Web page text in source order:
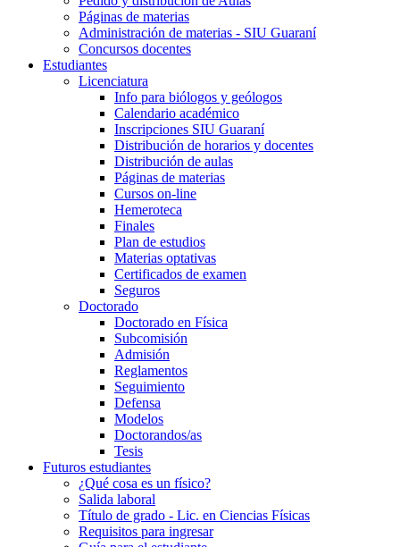
Páginas de materias
Administración de materias - SIU Guaraní
Concursos docentes
Estudiantes
Licenciatura
Info para biólogos y geólogos
Calendario académico
Inscripciones SIU Guaraní
Distribución de horarios y docentes
Distribución de aulas
Páginas de materias
Cursos on-line
Hemeroteca
Finales
Plan de estudios
Materias optativas
Certificados de examen
Seguros
Doctorado
Doctorado en Física
Subcomisión
Admisión
Reglamentos
Seguimiento
Defensa
Modelos
Doctorandos/as
Tesis
Futuros estudiantes
¿Qué cosa es un físico?
Salida laboral
Título de grado - Lic. en Ciencias Físicas
Requisitos para ingresar